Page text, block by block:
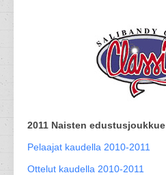
2011 Naisten edustusjoukkue
Pelaajat kaudella 2010-2011
Ottelut kaudella 2010-2011